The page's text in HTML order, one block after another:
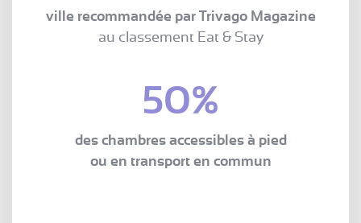
ville recommandée par Trivago Magazine
au classement Eat & Stay
50%
des chambres accessibles à pied
ou en transport en commun